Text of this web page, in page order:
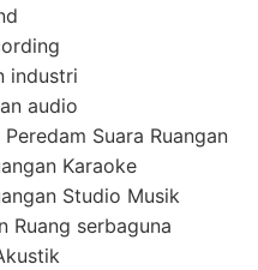
industri
audio
Suara Ruangan
Karaoke
Studio Musik
Ruang serbaguna